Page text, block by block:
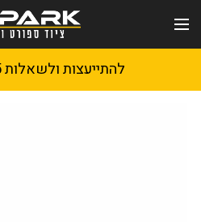
להתייעצות ולשאלות 050-4754705